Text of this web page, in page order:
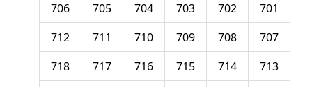
701
702
703
704
705
706
707
708
709
710
711
712
713
714
715
716
717
718